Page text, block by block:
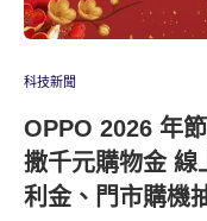
科技新聞
OPPO 2026 年
撒千元購物金 線
利金、門市購機